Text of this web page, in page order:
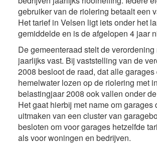
gebruiker van de riolering betaalt een
Het tarief in Velsen ligt iets onder het
gemiddelde en is de afgelopen 4 jaar
De gemeenteraad stelt de
jaarlijks vast. Bij vaststelling van de
2008 besloot de raad, dat alle garages
hemelwater lozen op de riolering met
belastingjaar 2008 ook vallen onder
Het gaat hierbij met name om garages
uitmaken van een cluster van
besloten om voor garages hetzelfde
als voor woningen en bedrijven.